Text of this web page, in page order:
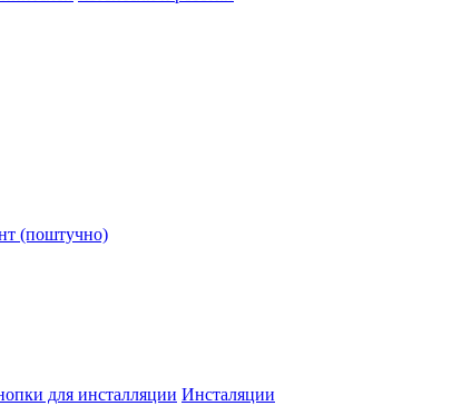
(поштучно)
для инсталляции Инсталяции